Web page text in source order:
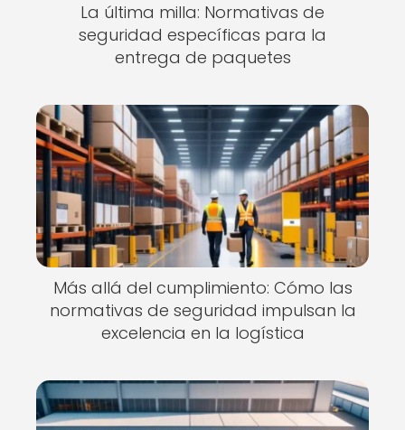
La última milla: Normativas de
seguridad específicas para la
entrega de paquetes
Más allá del cumplimiento: Cómo las
normativas de seguridad impulsan la
excelencia en la logística